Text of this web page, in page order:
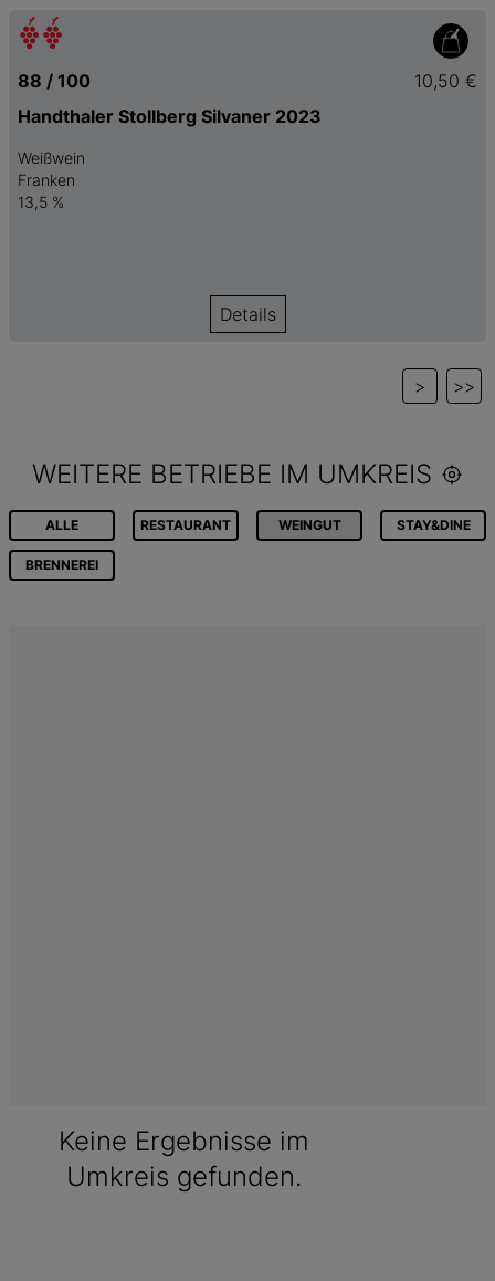
88 / 100
10,50 €
Handthaler Stollberg Silvaner 2023
Weißwein
Franken
13,5 %
Details
> >>
WEITERE BETRIEBE IM UMKREIS
ALLE RESTAURANT WEINGUT STAY&DINE
BRENNEREI
Keine Ergebnisse im
Umkreis gefunden.